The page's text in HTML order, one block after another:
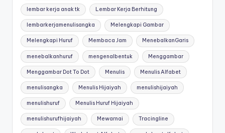
t
a
n
a
k
t
k
tk
-
worksheet
anak
3
tahun
gratis
-
worksheet
pembelajaran
anak
lembar kerja anak tk Lembar Kerja Berhitung
lembarkerjamenulisangka Melengkapi Gambar
Melengkapi Huruf Membaca Jam MenebalkanGaris
menebalkanhuruf mengenalbentuk Menggambar
Menggambar Dot To Dot Menulis Menulis Alfabet
menulisangka Menulis Hijaiyah menulishijaiyah
menulishuruf Menulis Huruf Hijaiyah
menulishurufhijaiyah Mewarnai Tracingline